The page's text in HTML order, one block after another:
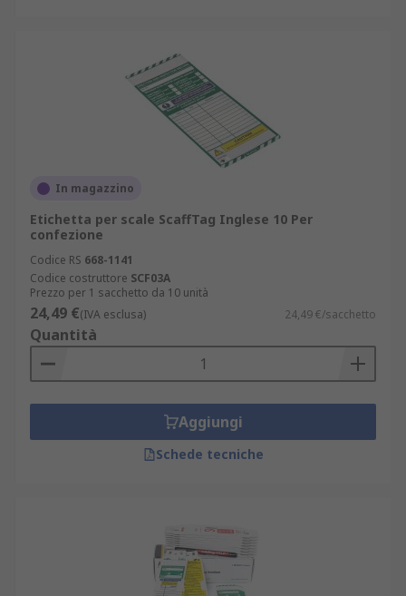
In magazzino
Etichetta per scale ScaffTag Inglese 10 Per
confezione
Codice RS 668-1141
Codice costruttore SCF03A
Prezzo per 1 sacchetto da 10 unità
24,49 €(IVA esclusa) 24,49 €/sacchetto
Quantità
Aggiungi
Schede tecniche